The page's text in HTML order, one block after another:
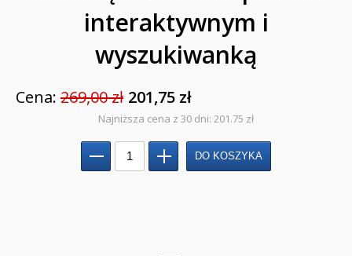
ZAPOWIEDZI
QUIZY, ŁAMIGŁÓWKI TERAZ -35% TANIEJ
KAKADU - książki interaktywne z piórem
JUPI JO! - książki kartonowe dla najmłodszych
interaktywnym i
wyszukiwanką
Cena: 269,00 zł 201,75 zł
Najniższa cena z 30 dni: 201.75 zł